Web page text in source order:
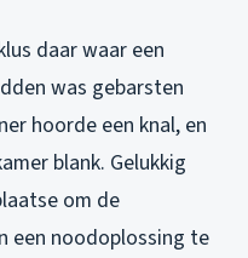
daar waar een
was gebarsten
hoorde een knal, en
blank. Gelukkig
om de
een noodoplossing te